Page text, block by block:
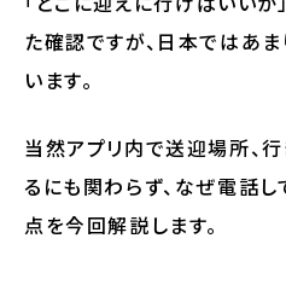
た確認ですが、日本ではあ
います。
当然アプリ内で送迎場所、
るにも関わらず、なぜ電話し
点を今回解説します。